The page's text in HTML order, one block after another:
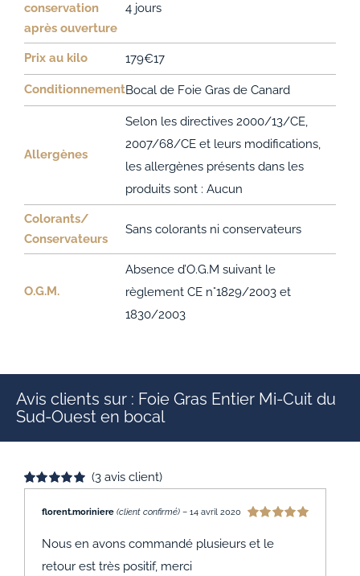
conservation
après ouverture
4 jours
Prix au kilo 179€17
ConditionnementBocal de Foie Gras de Canard
Allergènes
Selon les directives 2000/13/CE,
2007/68/CE et leurs modifications,
les allergènes présents dans les
produits sont : Aucun
Colorants/
Conservateurs
Sans colorants ni conservateurs
O.G.M.
Absence d’O.G.M suivant le
règlement CE n°1829/2003 et
1830/2003
Avis clients sur : Foie Gras Entier Mi-Cuit du
Sud-Ouest en bocal
sur 5 basé sur
(3avis client)
florent.moriniere (client confirmé) – 14 avril 2020
Nous en avons commandé plusieurs et le
retour est très positif, merci